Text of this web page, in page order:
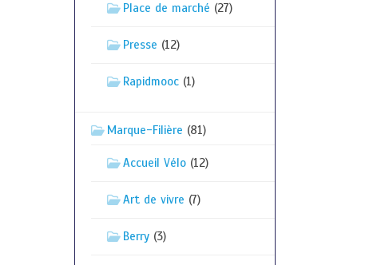
Place de marché (27)
Presse (12)
Rapidmooc(1)
Marque-Filière (81)
Accueil Vélo(12)
Art de vivre (7)
Berry(3)